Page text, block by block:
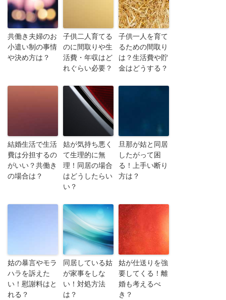
共働き夫婦のお
小遣い制の事情
や決め方は？
子供二人育てる
のに間取りや生
活費・年収はど
れぐらい必要？
子供一人を育て
るための間取り
は？生活費や貯
金はどうする？
結婚生活で生活
費は分担するの
がいい？共働き
の場合は？
姑が気持ち悪く
て生理的に無
理！同居の場合
はどうしたらい
い？
旦那が姑と同居
したがって困
る！上手い断り
方は？
姑の暴言やモラ
ハラを訴えた
い！慰謝料はと
れる？
同居している姑
が家事をしな
い！対処方法
は？
姑が仕送りを強
要してくる！離
婚も考えるべ
き？